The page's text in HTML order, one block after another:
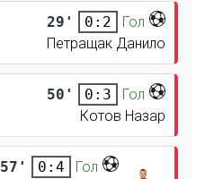
29' 0:2
Гол
Петращак Данило
50' 0:3
Гол
Котов Назар
57' 0:4
Гол